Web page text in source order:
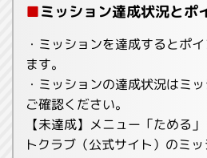
■ミッション達成状況とポ
・ミッションを達成するとポ
ます。
・ミッションの達成状況はミ
ご確認ください。
【未達成】メニュー「ためる
トクラブ（公式サイト）のミ